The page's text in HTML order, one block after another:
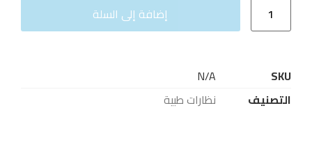
إضافة إلى السلة
SKU
N/A
التصنيف
نظارات طبية